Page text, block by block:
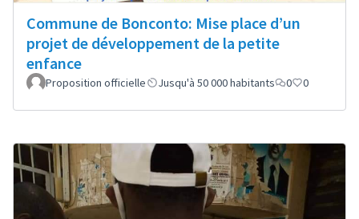
Commune de Bonconto: Mise place d’un
projet de développement de la petite
enfance
Proposition officielle Jusqu'à 50 000 habitants 0 0